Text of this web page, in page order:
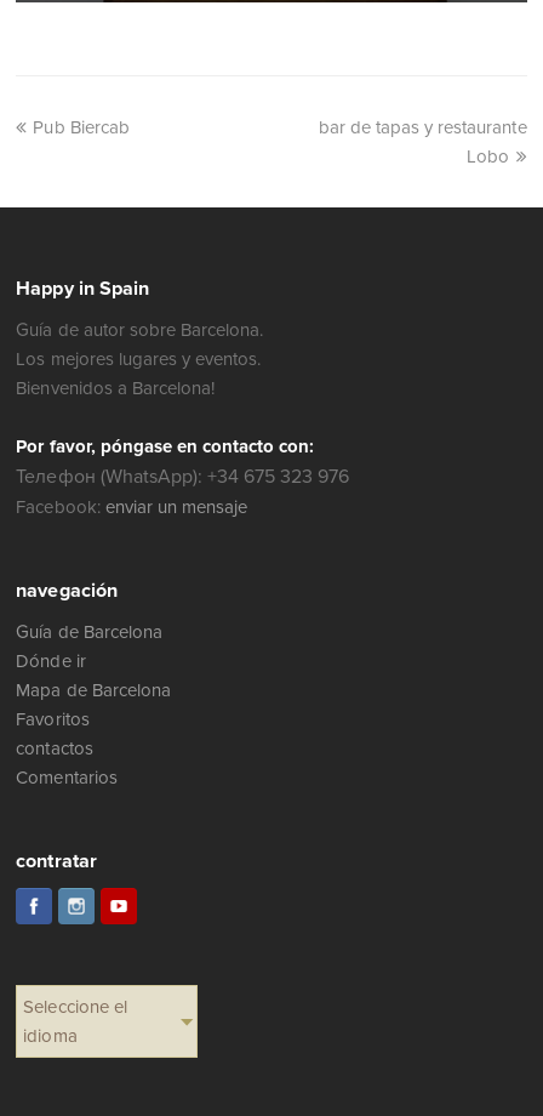
Pub Biercab
bar de tapas y restaurante
Lobo
Happy in Spain
Guía de autor sobre Barcelona.
Los mejores lugares y eventos.
Bienvenidos a Barcelona!
Por favor, póngase en contacto con:
Телефон (WhatsApp): +34 675 323 976
Facebook: enviar un mensaje
navegación
Guía de Barcelona
Dónde ir
Mapa de Barcelona
Favoritos
contactos
Comentarios
contratar
Seleccione el
idioma